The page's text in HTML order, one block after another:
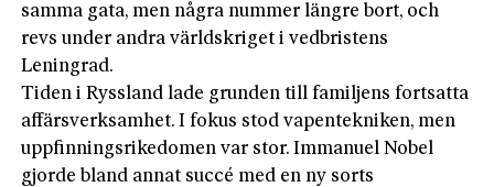
samma gata, men några nummer längre bort, och
revs under andra världskriget i vedbristens
Leningrad.
Tiden i Ryssland lade grunden till familjens fortsatta
affärsverksamhet. I fokus stod vapentekniken, men
uppfinningsrikedomen var stor. Immanuel Nobel
gjorde bland annat succé med en ny sorts